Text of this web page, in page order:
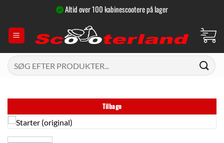
indhold
Altid over 100 kabinescootere på lager
Søg
efter:
Tilbage